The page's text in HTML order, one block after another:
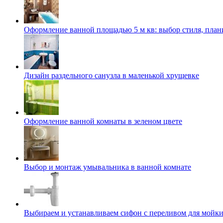
Оформление ванной площадью 5 м кв: выбор стиля,
Дизайн раздельного санузла в маленькой хрущевке
Оформление ванной комнаты в зеленом цвете
Выбор и монтаж умывальника в ванной комнате
Выбираем и устанавливаем сифон с переливом для мойки